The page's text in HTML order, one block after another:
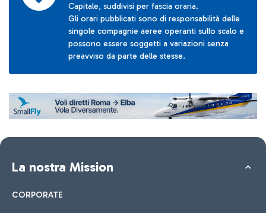
Capitale, suddivisi per fascia oraria.
Gli orari pubblicati sono di responsabilità delle
singole compagnie aeree operanti sullo scalo e
possono essere soggetti a variazioni senza
preavviso da parte delle stesse.
La nostra Mission
CORPORATE